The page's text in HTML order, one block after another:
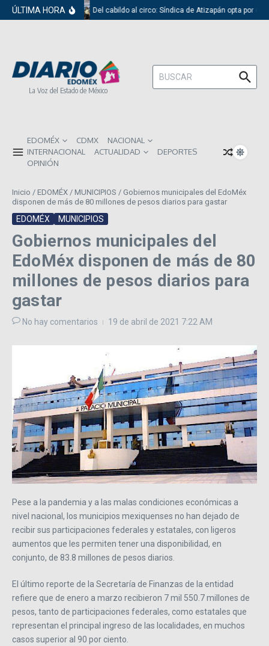
Saltar al contenido
ÚLTIMA HORA Del cabildo al circo: Síndica de Atizapán opta por el
La Voz del Estado de México
Buscar:
EDOMÉX CDMX
NACIONAL
INTERNACIONAL
ACTUALIDAD
DEPORTES
OPINIÓN
Inicio / EDOMÉX / MUNICIPIOS / Gobiernos municipales del EdoMéx
disponen de más de 80 millones de pesos diarios para gastar
EDOMÉX MUNICIPIOS
Gobiernos municipales del
EdoMéx disponen de más de 80
millones de pesos diarios para
gastar
No hay comentarios 19 de abril de 2021 7:22 AM
Pese a la pandemia y a las malas condiciones económicas a
nivel nacional, los municipios mexiquenses no han dejado de
recibir sus participaciones federales y estatales, con ligeros
aumentos que les permiten tener una disponibilidad, en
conjunto, de 83.8 millones de pesos diarios.
El último reporte de la Secretaría de Finanzas de la entidad
refiere que de enero a marzo recibieron 7 mil 550.7 millones de
pesos, tanto de participaciones federales, como estatales que
representan el principal ingreso de las localidades, en muchos
casos superior al 90 por ciento.